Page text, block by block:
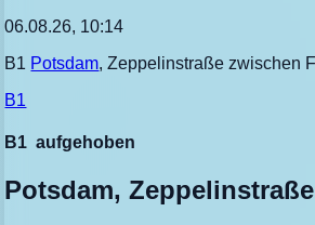
06.08.26, 10:14
B1 Potsdam, Zeppelinstraße zwischen
B1
B1 aufgehoben
Potsdam, Zeppelinstraße